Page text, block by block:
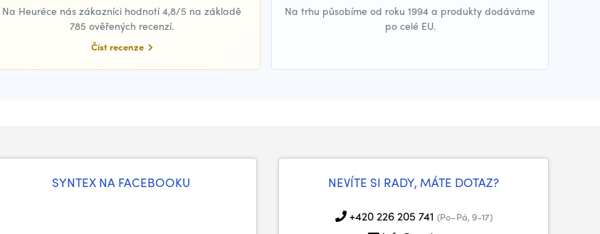
Na Heuréce nás zákazníci hodnotí 4,8/5 na základě
785 ověřených recenzí.
Číst recenze
Na trhu působíme od roku 1994 a produkty dodáváme
po celé EU.
SYNTEX NA FACEBOOKU NEVÍTE SI RADY, MÁTE DOTAZ?
+420 226 205 741 (Po–Pá, 9-17)